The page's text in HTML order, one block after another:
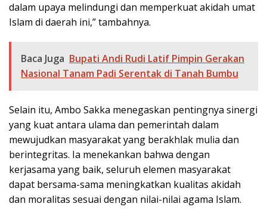
dalam upaya melindungi dan memperkuat akidah umat
Islam di daerah ini,” tambahnya.
Baca Juga Bupati Andi Rudi Latif Pimpin Gerakan
Nasional Tanam Padi Serentak di Tanah Bumbu
Selain itu, Ambo Sakka menegaskan pentingnya sinergi
yang kuat antara ulama dan pemerintah dalam
mewujudkan masyarakat yang berakhlak mulia dan
berintegritas. Ia menekankan bahwa dengan
kerjasama yang baik, seluruh elemen masyarakat
dapat bersama-sama meningkatkan kualitas akidah
dan moralitas sesuai dengan nilai-nilai agama Islam.